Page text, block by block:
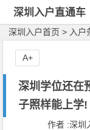
深圳入户直通车
深圳入户首页 > 入户
深圳学位还在
子照样能上学!
作者 :深圳
A+